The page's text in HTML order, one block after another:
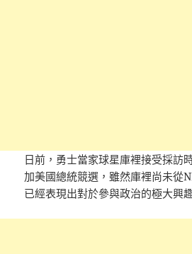
日前，勇士當家球星庫裡接受採訪
加美國總統競選，雖然庫裡尚未從
已經表現出對於參與政治的極大興